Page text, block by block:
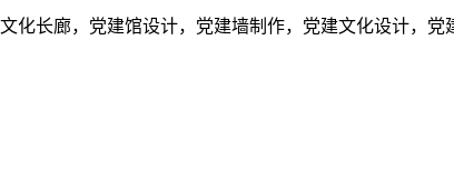
化长廊，党建馆设计，党建墙制作，党建文化设计，党